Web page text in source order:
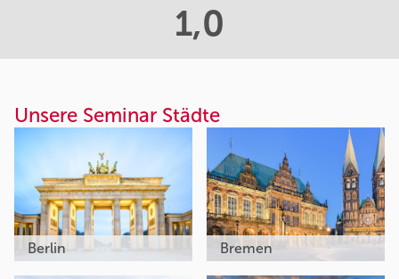
1,0
Unsere Seminar Städte
Berlin Bremen